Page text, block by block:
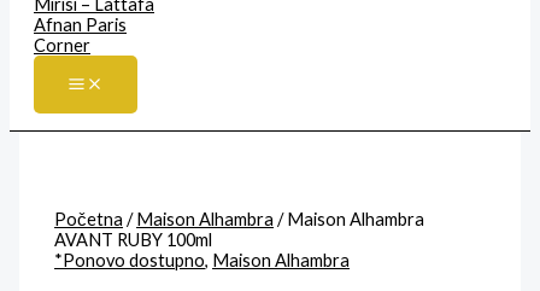
Početna /Maison Alhambra / Maison Alhambra
AVANT RUBY 100ml
*Ponovo dostupno, Maison Alhambra